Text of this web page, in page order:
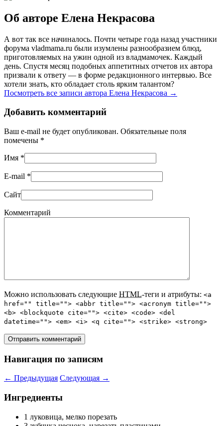
Об авторе Елена Некрасова
А вот так все начиналось. Почти четыре года назад участники
форума vladmama.ru были изумлены разнообразием блюд,
приготовляемых на ужин одной из владмамочек. Каждый
день. Спустя месяц подобных аппетитных отчетов их автора
призвали к ответу — в форме редакционного интервью. Все
хотели знать, кто обладает столь ярким талантом?
Посмотреть все записи автора Елена Некрасова →
Добавить комментарий
Ваш e-mail не будет опубликован. Обязательные поля
помечены *
Имя *
E-mail *
Сайт
Комментарий
Можно использовать следующие HTML-теги и атрибуты: <a
href="" title=""> <abbr title=""> <acronym title="">
<b> <blockquote cite=""> <cite> <code> <del
datetime=""> <em> <i> <q cite=""> <strike> <strong>
Навигация по записям
← Предыдущая Следующая →
Ингредиенты
1 луковица, мелко порезать